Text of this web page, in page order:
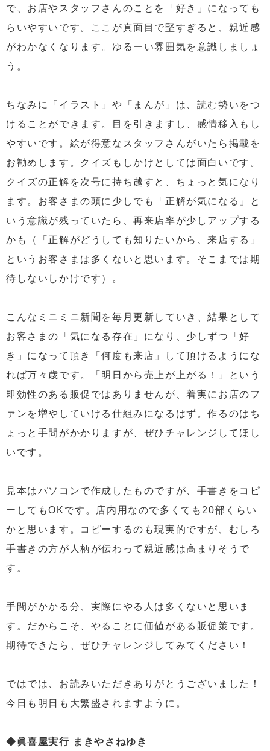
で、お店やスタッフさんのことを「好き」になっても
らいやすいです。ここが真面目で堅すぎると、親近感
がわかなくなります。ゆるーい雰囲気を意識しましょ
う。
ちなみに「イラスト」や「まんが」は、読む勢いをつ
けることができます。目を引きますし、感情移入もし
やすいです。絵が得意なスタッフさんがいたら掲載を
お勧めします。クイズもしかけとしては面白いです。
クイズの正解を次号に持ち越すと、ちょっと気になり
ます。お客さまの頭に少しでも「正解が気になる」と
いう意識が残っていたら、再来店率が少しアップする
かも（「正解がどうしても知りたいから、来店する」
というお客さまは多くないと思います。そこまでは期
待しないしかけです）。
こんなミニミニ新聞を毎月更新していき、結果として
お客さまの「気になる存在」になり、少しずつ「好
き」になって頂き「何度も来店」して頂けるようにな
れば万々歳です。「明日から売上が上がる！」という
即効性のある販促ではありませんが、着実にお店のフ
ァンを増やしていける仕組みになるはず。作るのはち
ょっと手間がかかりますが、ぜひチャレンジしてほし
いです。
見本はパソコンで作成したものですが、手書きをコピ
ーしてもOKです。店内用なので多くても20部くらい
かと思います。コピーするのも現実的ですが、むしろ
手書きの方が人柄が伝わって親近感は高まりそうで
す。
手間がかかる分、実際にやる人は多くないと思いま
す。だからこそ、やることに価値がある販促策です。
期待できたら、ぜひチャレンジしてみてください！
ではでは、お読みいただきありがとうございました！
今日も明日も大繁盛されますように。
◆眞喜屋実行 まきやさねゆき